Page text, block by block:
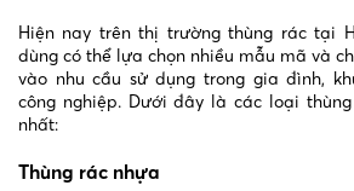
Hiện nay trên thị trường thùng rác tại
dùng có thể lựa chọn nhiều mẫu mã và
vào nhu cầu sử dụng trong gia đình,
công nghiệp. Dưới đây là các loại
nhất:
Thùng rác nhựa